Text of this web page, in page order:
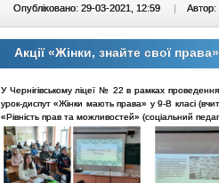
Опубліковано: 29-03-2021, 12:59 | Автор:
Акції «Жінки, знайте свої
У Чернігівському ліцеї № 22 в рамках
урок-диспут «Жінки мають права» у 9-В класі
«Рівність прав та можливостей» (соціальний